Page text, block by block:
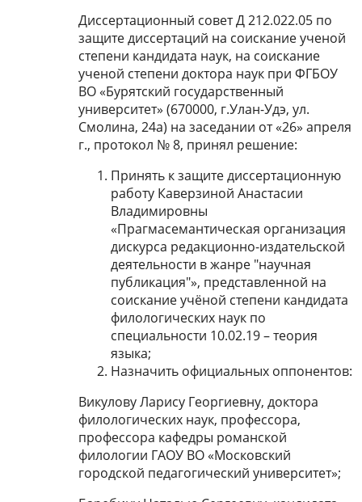
Диссертационный совет Д 212.022.05 по
защите диссертаций на соискание ученой
степени кандидата наук, на соискание
ученой степени доктора наук при ФГБОУ
ВО «Бурятский государственный
университет» (670000, г.Улан-Удэ, ул.
Смолина, 24а) на заседании от «26» апреля
г., протокол № 8, принял решение:
Принять к защите диссертационную
работу Каверзиной Анастасии
Владимировны
«Прагмасемантическая организация
дискурса редакционно-издательской
деятельности в жанре "научная
публикация"», представленной на
соискание учёной степени кандидата
филологических наук по
специальности 10.02.19 – теория
языка;
Назначить официальных оппонентов:
Викулову Ларису Георгиевну, доктора
филологических наук, профессора,
профессора кафедры романской
филологии ГАОУ ВО «Московский
городской педагогический университет»;